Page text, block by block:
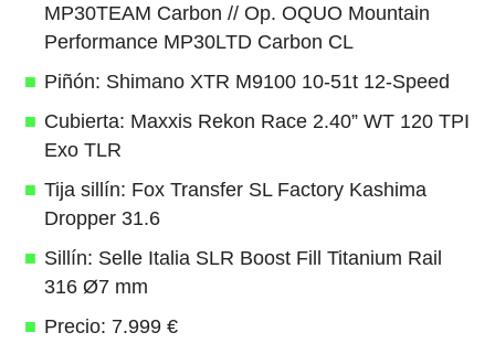
MP30TEAM Carbon // Op. OQUO Mountain
Performance MP30LTD Carbon CL
Piñón: Shimano XTR M9100 10-51t 12-Speed
Cubierta: Maxxis Rekon Race 2.40” WT 120 TPI
Exo TLR
Tija sillín: Fox Transfer SL Factory Kashima
Dropper 31.6
Sillín: Selle Italia SLR Boost Fill Titanium Rail
316 Ø7 mm
Precio: 7.999 €